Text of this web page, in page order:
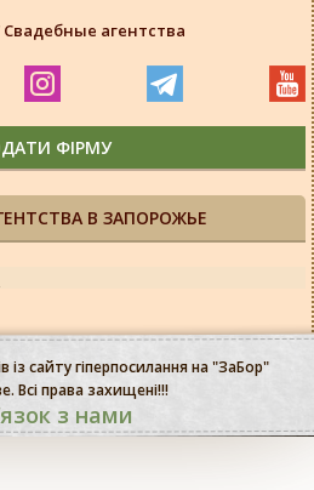
В ЗАПОРОЖЬЕ
Свадебные агентства
ФІРМУ
із сайту гіперпосилання на "ЗаБор"
Всі права захищені!!!
з нами